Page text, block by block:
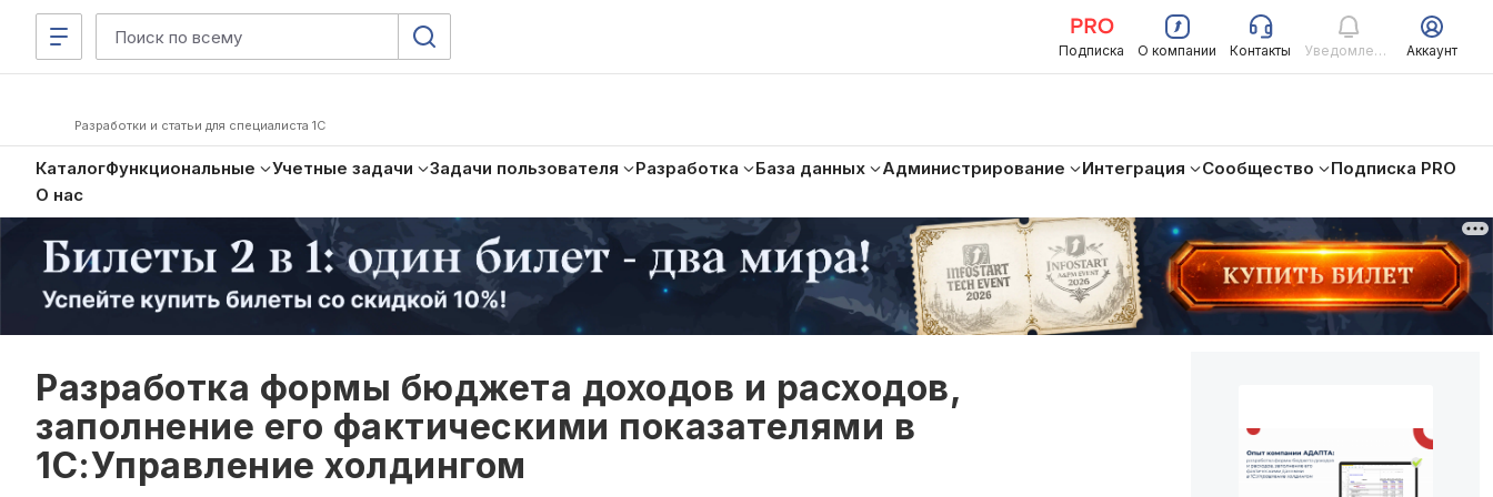
Подписка О компании Контакты Уведомления Аккаунт
Разработки и статьи для специалиста 1С
КаталогФункциональные Учетные задачи Задачи пользователя Разработка База данных Администрирование Интеграция Сообщество
Подписка PRO
О нас
Разработка формы бюджета доходов и расходов,
заполнение его фактическими показателями в
1С:Управление холдингом